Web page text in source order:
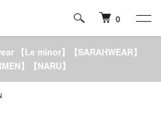
0
【Le minor】【SARAHWEAR】
】【NARU】